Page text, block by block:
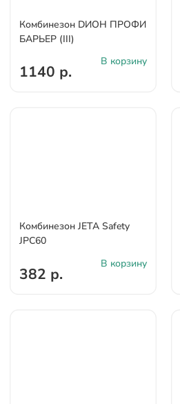
Комбинезон DИОН ПРОФИ
БАРЬЕР (III)
1140 р.
В корзину
Комбинезон JETA Safety
JPC60
382 р.
В корзину